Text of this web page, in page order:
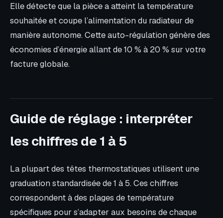
Elle détecte que la pièce a atteint la température
souhaitée et coupe l’alimentation du radiateur de
manière autonome. Cette auto-régulation génère des
économies d’énergie allant de 10 % à 20 % sur votre
facture globale.
Guide de réglage : interpréter
les chiffres de 1 à 5
La plupart des têtes thermostatiques utilisent une
graduation standardisée de 1 à 5. Ces chiffres
correspondent à des plages de température
spécifiques pour s’adapter aux besoins de chaque